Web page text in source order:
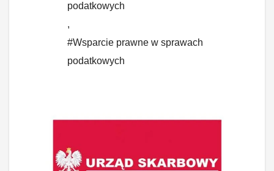
podatkowych
,
#Wsparcie prawne w sprawach
podatkowych